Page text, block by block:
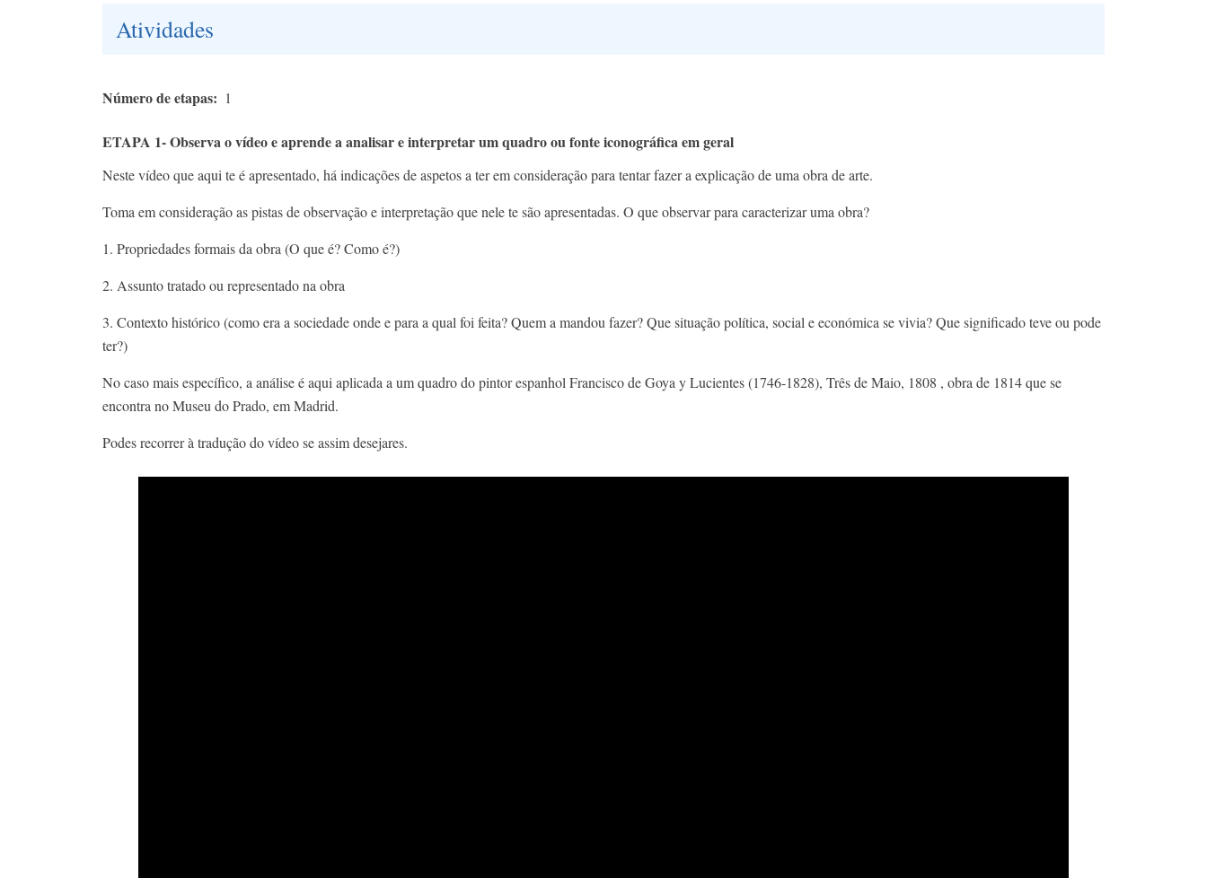
Atividades
Número de etapas 1
ETAPA 1- Observa o vídeo e aprende a analisar e interpretar um quadro ou fonte iconográfica em geral
Neste vídeo que aqui te é apresentado, há indicações de aspetos a ter em consideração para tentar fazer a explicação de uma obra de arte.​
Toma em consideração as pistas de observação e interpretação que nele te são apresentadas. O que observar para caracterizar uma obra?​
1. Propriedades formais da obra (O que é? Como é?)​
2. Assunto tratado ou representado na obra​
3. Contexto histórico (como era a sociedade onde e para a qual foi feita? Quem a mandou fazer? Que situação política, social e económica se vivia? Que significado teve ou pode
ter?)​
No caso mais específico, a análise é aqui aplicada a um quadro do pintor espanhol Francisco de Goya y Lucientes (1746-1828), Três de Maio, 1808 , obra de 1814 que se
encontra no Museu do Prado, em Madrid.​
Podes recorrer à tradução do vídeo se assim desejares.